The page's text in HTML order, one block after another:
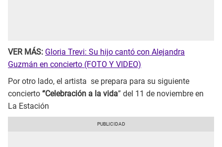
VER MÁS: Gloria Trevi: Su hijo cantó con Alejandra
Guzmán en concierto (FOTO Y VIDEO)
Por otro lado, el artista se prepara para su siguiente
concierto “Celebración a la vida” del 11 de noviembre en
La Estación